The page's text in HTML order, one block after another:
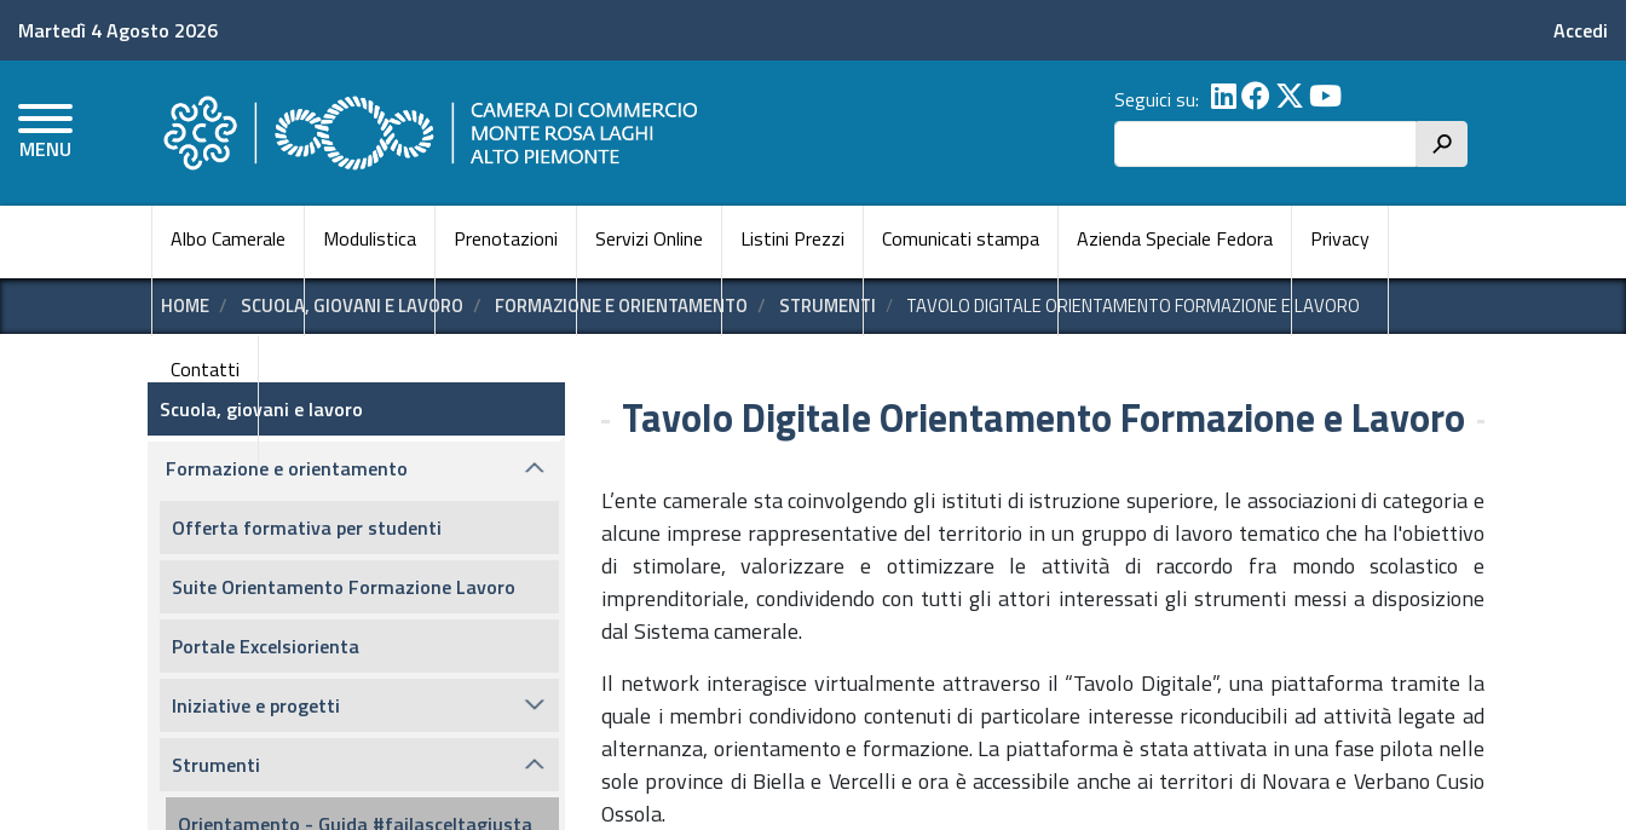
Martedì 4 Agosto 2026 Accedi
MENU
Seguici su:
Cerca
h
Navigazione principale
Albo Camerale Modulistica Prenotazioni Servizi Online Listini Prezzi Comunicati stampa Azienda Speciale Fedora Privacy
Contatti
HOME SCUOLA, GIOVANI E LAVORO FORMAZIONE E ORIENTAMENTO STRUMENTI TAVOLO DIGITALE ORIENTAMENTO FORMAZIONE E LAVORO
Tavolo Digitale Orientamento Formazione e Lavoro
L’ente camerale sta coinvolgendo gli istituti di istruzione superiore, le associazioni di categoria e
alcune imprese rappresentative del territorio in un gruppo di lavoro tematico che ha l'obiettivo
di stimolare, valorizzare e ottimizzare le attività di raccordo fra mondo scolastico e
imprenditoriale, condividendo con tutti gli attori interessati gli strumenti messi a disposizione
dal Sistema camerale.
Il network interagisce virtualmente attraverso il “Tavolo Digitale”, una piattaforma tramite la
quale i membri condividono contenuti di particolare interesse riconducibili ad attività legate ad
alternanza, orientamento e formazione. La piattaforma è stata attivata in una fase pilota nelle
sole province di Biella e Vercelli e ora è accessibile anche ai territori di Novara e Verbano Cusio
Ossola.
Scuola, giovani e lavoro
Scuola, giovani e lavoro
Formazione e orientamento
Offerta formativa per studenti
Suite Orientamento Formazione Lavoro
Portale Excelsiorienta
Iniziative e progetti
Strumenti
Orientamento - Guida #failasceltagiusta